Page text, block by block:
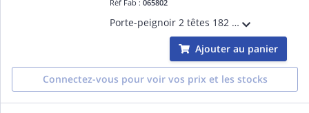
Réf Fab :065802
Porte-peignoir 2 têtes 182 x 68 mm, tête D= 50 mm, acier inox 304 poli brillant, visserie non fournie.
Ajouter au panier
Connectez-vous pour voir vos prix et les stocks